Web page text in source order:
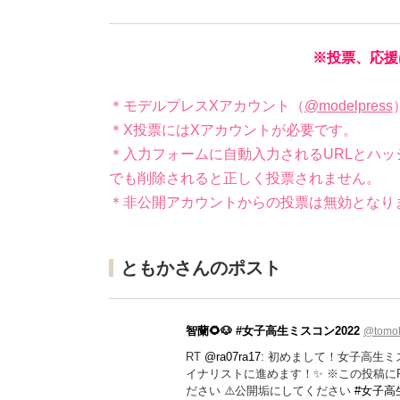
※投票、応援
＊モデルプレスXアカウント（@modelpress
＊X投票にはXアカウントが必要です。
＊入力フォームに自動入力されるURLとハッ
でも削除されると正しく投票されません。
＊非公開アカウントからの投票は無効となり
ともかさんのポスト
智蘭🌻🐶 #女子高生ミスコン2022
RT @ra07ra17: 初めまして！女子高生
イナリストに進めます！✨ ※この投稿
ださい ⚠️公開垢にしてください #女子